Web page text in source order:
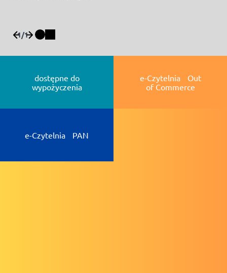
1/1
dostępne do
wypożyczenia
e-Czytelnia Out
of Commerce
e-Czytelnia PAN